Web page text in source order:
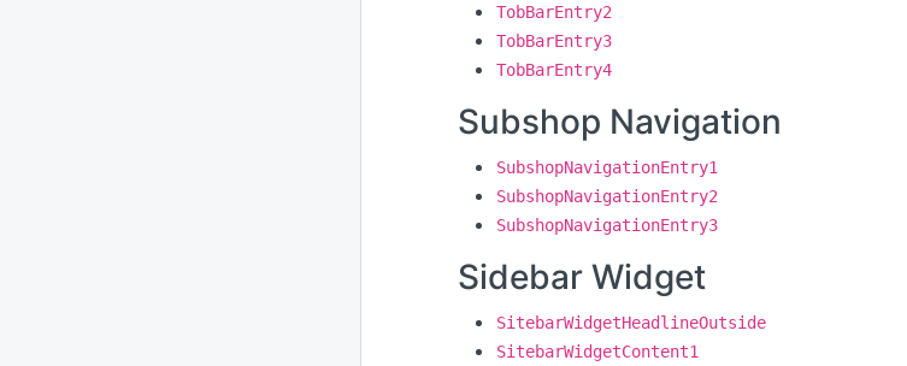
TobBarEntry2
TobBarEntry3
TobBarEntry4
Subshop Navigation
SubshopNavigationEntry1
SubshopNavigationEntry2
SubshopNavigationEntry3
Sidebar Widget
SitebarWidgetHeadlineOutside
SitebarWidgetContent1